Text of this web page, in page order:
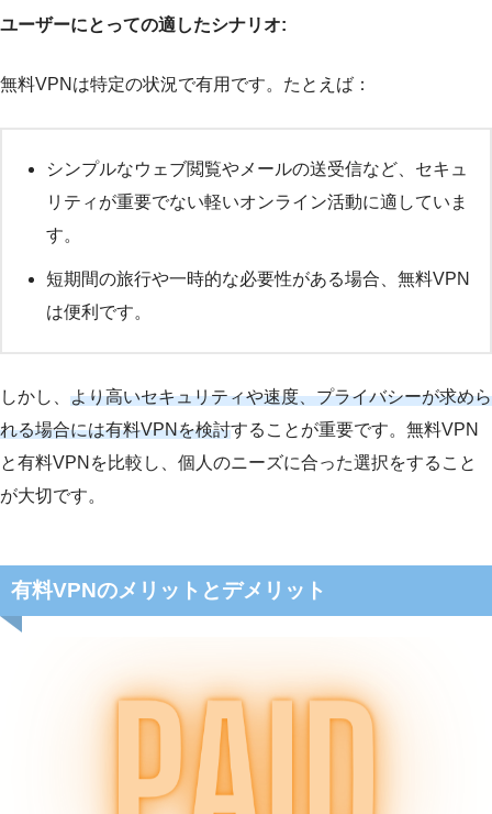
ユーザーにとっての適したシナリオ:
無料VPNは特定の状況で有用です。たとえば：
シンプルなウェブ閲覧やメールの送受信など、セキュ
リティが重要でない軽いオンライン活動に適していま
す。
短期間の旅行や一時的な必要性がある場合、無料VPN
は便利です。
しかし、 より高いセキュリティや速度、プライバシーが求めら
れる場合には有料VPNを検討することが重要です。無料VPN
と有料VPNを比較し、個人のニーズに合った選択をすること
が大切です。
有料VPNのメリットとデメリット